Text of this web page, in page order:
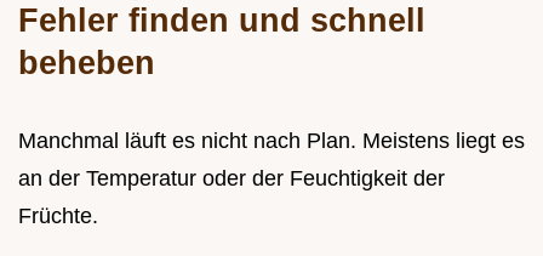
Fehler finden und schnell
beheben
Manchmal läuft es nicht nach Plan. Meistens liegt es
an der Temperatur oder der Feuchtigkeit der
Früchte.